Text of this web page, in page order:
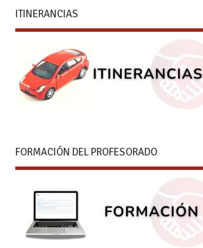
ITINERANCIAS
FORMACIÓN DEL PROFESORADO